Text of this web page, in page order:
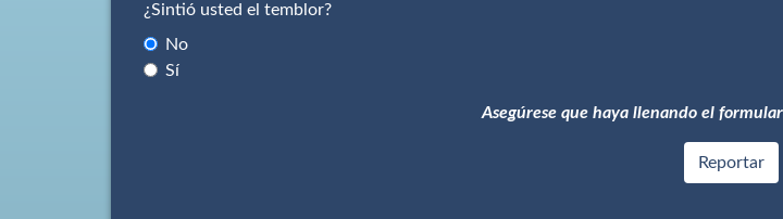
¿Sintió usted el temblor?
No
Sí
Asegúrese que haya llenando el